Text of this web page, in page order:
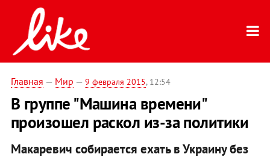
Главная — Мир — 9 февраля 2015, 12:54
В группе "Машина времени"
произошел раскол из-за политики
Макаревич собирается ехать в Украину без